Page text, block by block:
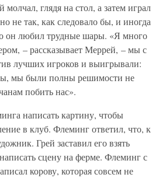
молчал, глядя на стол, а затем играл
не так, как следовало бы, и иногда
он любил трудные шары. «Я много
– рассказывает Меррей, – мы с
лучших игроков и выигрывали:
мы были полны решимости не
побить нас».
написать картину, чтобы
в клуб. Флеминг ответил, что, к
Грей заставил его взять
сцену на ферме. Флеминг с
корову, которая совсем не